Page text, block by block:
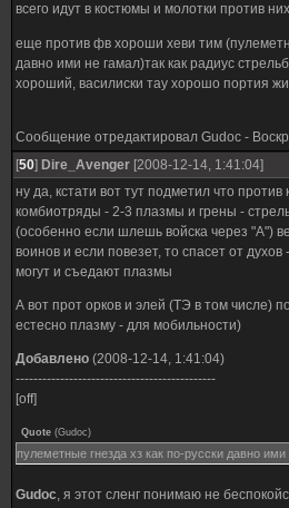
всего идут в костюмы и молотки против
еще против фв хороши хеви тим
давно ими не гамал)так как радиус
хороший, василиски тау хорошо портия
Сообщение отредактировал Gudoc -
[50] Dire_Avenger [2008-12-14, 1:41:04]
ну да, кстати вот тут подметил что
комбиотряды - 2-3 плазмы и грены -
(особенно если шлешь войска через "А")
воинов и если повезет, то спасет от
могут и съедают плазмы
А вот прот орков и элей (ТЭ в том числе)
естесно плазму - для мобильности)
Добавлено (2008-12-14, 1:41:04)
---------------------------------------------
[off]
Quote (Gudoc)
пулеметные гнезда хз как по-русски давно
Gudoc, я этот сленг понимаю не